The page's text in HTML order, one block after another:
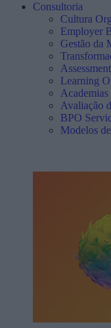
Consultoria
Cultura
Employer
Gestão da
Learning
Avaliação
BPO
Modelos